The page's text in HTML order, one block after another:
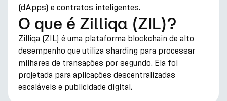
(dApps) e contratos inteligentes.
O que é Zilliqa (ZIL)?
Zilliqa (ZIL) é uma plataforma blockchain de alto
desempenho que utiliza sharding para processar
milhares de transações por segundo. Ela foi
projetada para aplicações descentralizadas
escaláveis e publicidade digital.